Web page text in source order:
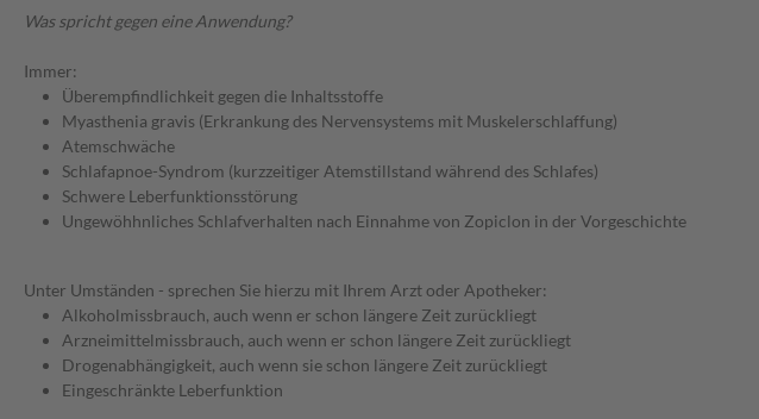
Was spricht gegen eine Anwendung?
Immer:
Überempfindlichkeit gegen die Inhaltsstoffe
Myasthenia gravis (Erkrankung des Nervensystems mit Muskelerschlaffung)
Atemschwäche
Schlafapnoe-Syndrom (kurzzeitiger Atemstillstand während des Schlafes)
Schwere Leberfunktionsstörung
Ungewöhhnliches Schlafverhalten nach Einnahme von Zopiclon in der Vorgeschichte
Unter Umständen - sprechen Sie hierzu mit Ihrem Arzt oder Apotheker:
Alkoholmissbrauch, auch wenn er schon längere Zeit zurückliegt
Arzneimittelmissbrauch, auch wenn er schon längere Zeit zurückliegt
Drogenabhängigkeit, auch wenn sie schon längere Zeit zurückliegt
Eingeschränkte Leberfunktion